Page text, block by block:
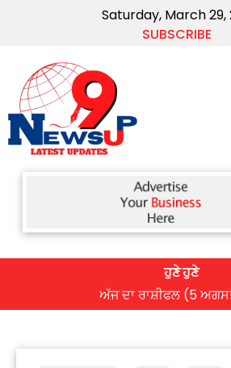
Saturday, March 29,
SUBSCRIBE
ਹੁਣੇ ਹੁਣੇ
ਅੱਜ ਦਾ ਰਾਸ਼ੀਫਲ (5 ਅਗਸਤ